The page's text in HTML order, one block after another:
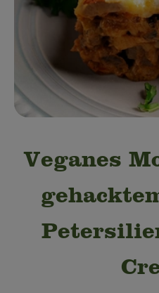
Obst & Gemüse
Kühltheke
Speisekammer
Drogerie & Haushalt
💜 Schnupperangebot
Veganes